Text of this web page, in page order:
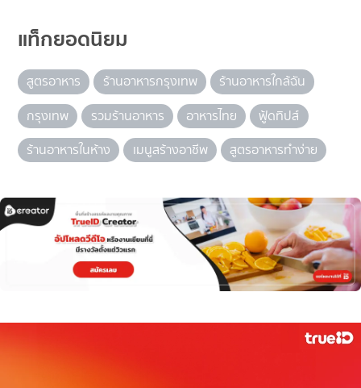
แท็กยอดนิยม
สูตรอาหาร ร้านอาหารกรุงเทพ
ร้านอาหารใกล้ฉัน
กรุงเทพ
รวมร้านอาหาร อาหารไทย
ฟู้ดทิปส์
ร้านอาหารในห้าง
เมนูสร้างอาชีพ สูตรอาหารทำง่าย